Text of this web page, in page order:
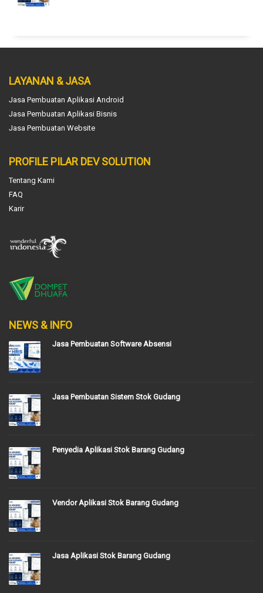
LAYANAN & JASA
Jasa Pembuatan Aplikasi Android
Jasa Pembuatan Aplikasi Bisnis
Jasa Pembuatan Website
PROFILE PILAR DEV SOLUTION
Tentang Kami
FAQ
Karir
NEWS & INFO
Jasa Pembuatan Software Absensi
Jasa Pembuatan Sistem Stok Gudang
Penyedia Aplikasi Stok Barang Gudang
Vendor Aplikasi Stok Barang Gudang
Jasa Aplikasi Stok Barang Gudang